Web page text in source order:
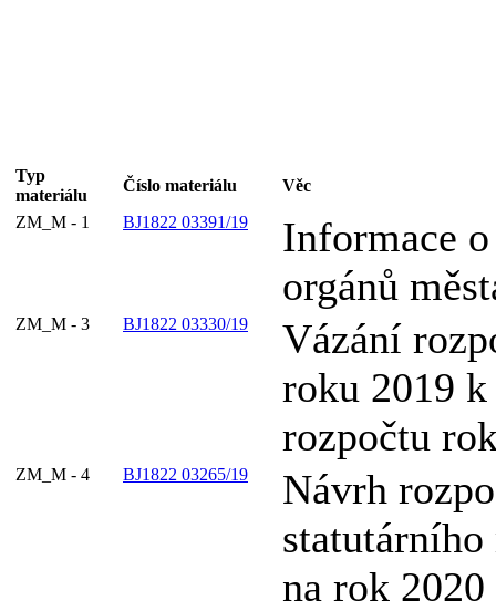
Typ
materiálu
Číslo materiálu
Věc
ZM_M - 1
BJ1822 03391/19
Informace
orgánů
ZM_M - 3 BJ1822 03330/19
Vázání
roku 2019
rozpočtu
ZM_M - 4 BJ1822 03265/19
Návrh
na rok